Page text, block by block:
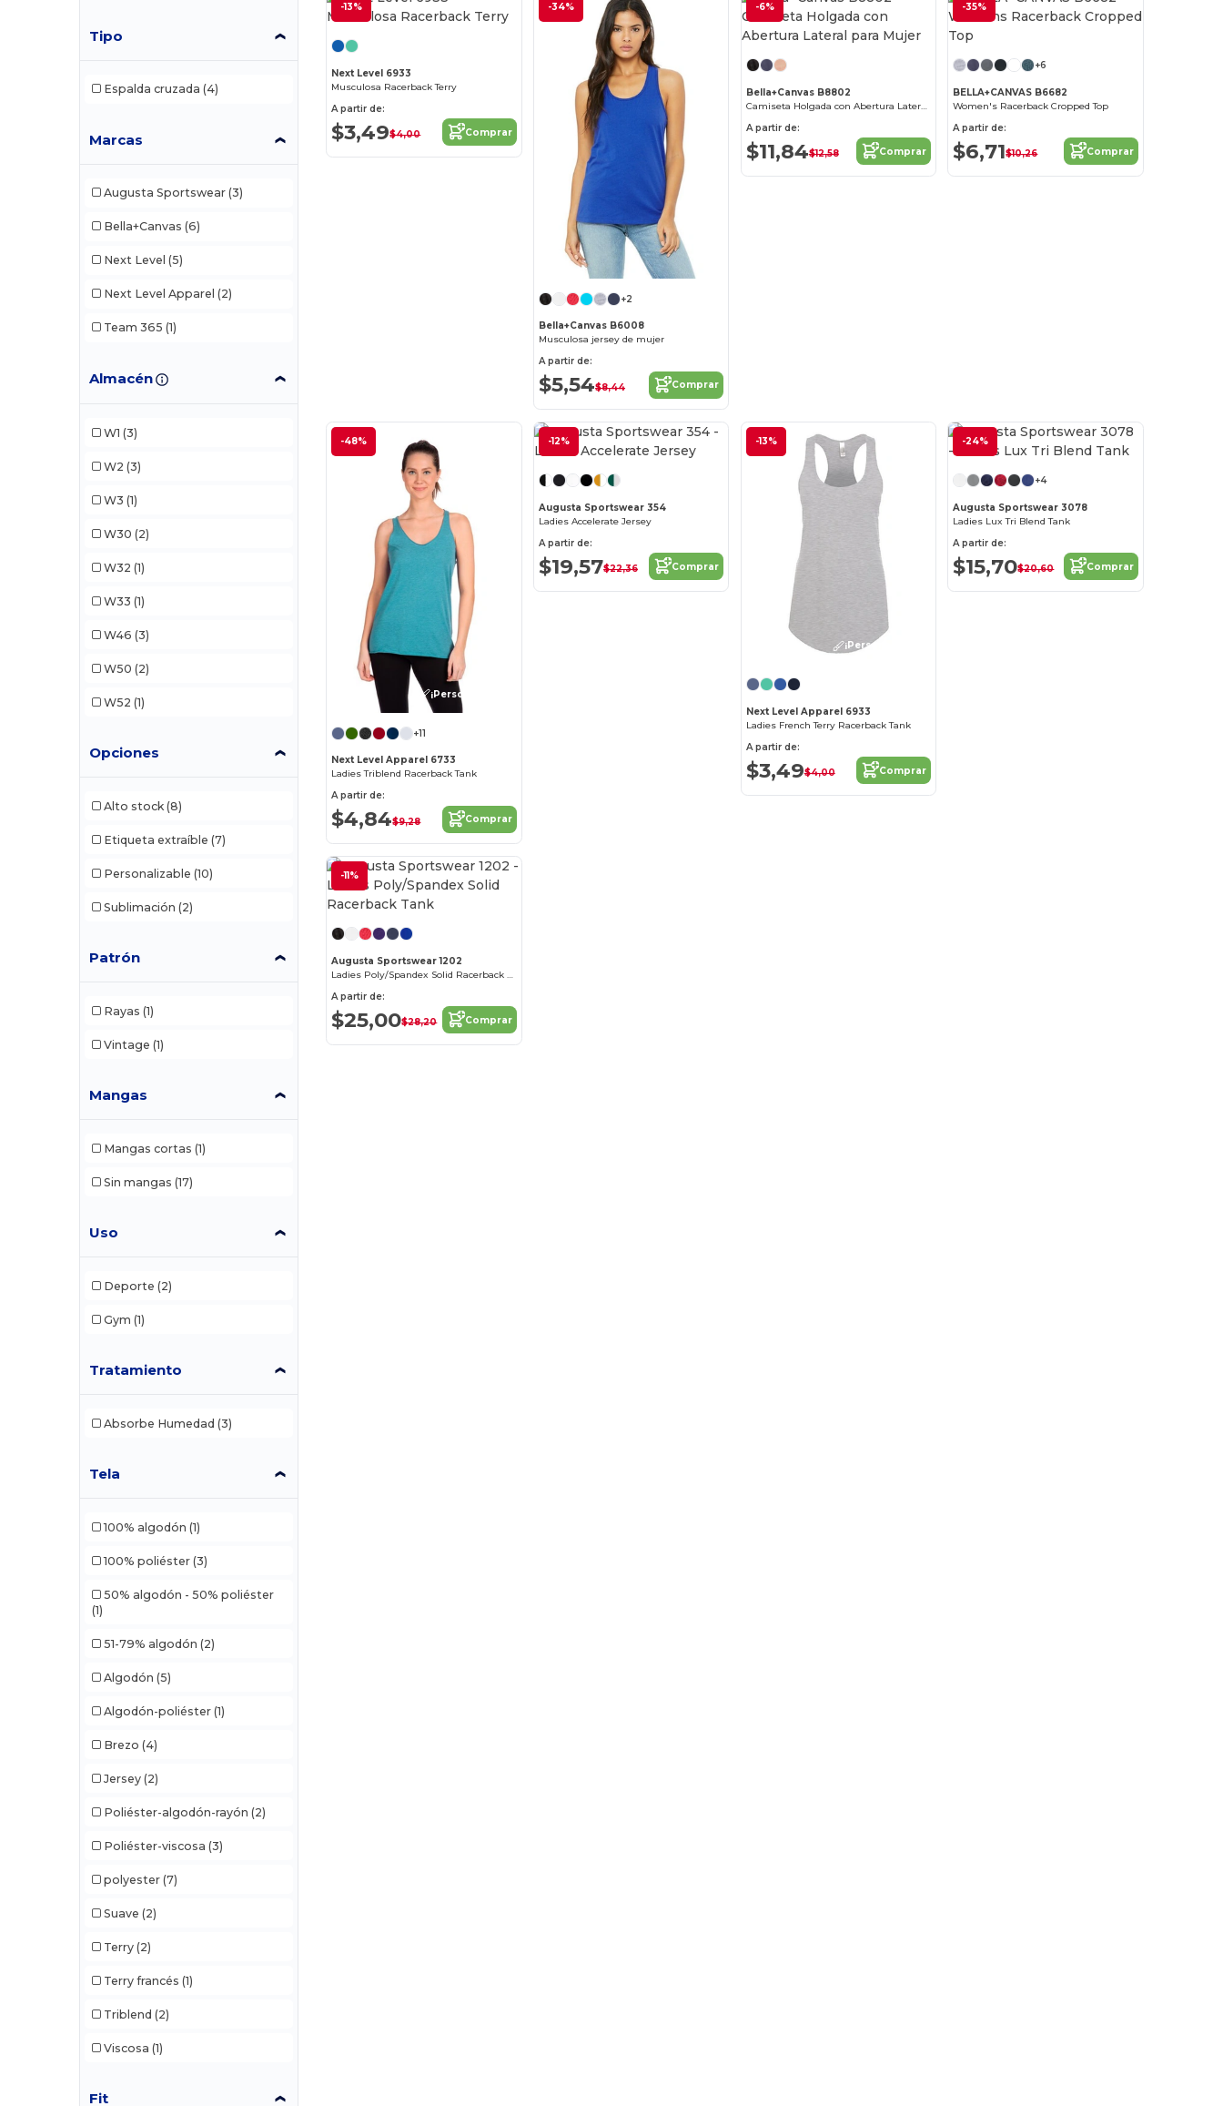
Tipo
Espalda cruzada (4)
Marcas
Augusta Sportswear (3)
Bella+Canvas (6)
Next Level (5)
Next Level Apparel (2)
Team 365 (1)
Almacén
W1 (3)
W2 (3)
W3 (1)
W30 (2)
W32 (1)
W33 (1)
W46 (3)
W50 (2)
W52 (1)
Opciones
Alto stock (8)
Etiqueta extraíble (7)
Personalizable (10)
Sublimación (2)
Patrón
Rayas (1)
Vintage (1)
Mangas
Mangas cortas (1)
Sin mangas (17)
Uso
Deporte (2)
Gym (1)
Tratamiento
Absorbe Humedad (3)
Tela
100% algodón (1)
100% poliéster (3)
50% algodón - 50% poliéster
(1)
51-79% algodón (2)
Algodón (5)
Algodón-poliéster (1)
Brezo (4)
Jersey (2)
Poliéster-algodón-rayón (2)
Poliéster-viscosa (3)
polyester (7)
Suave (2)
Terry (2)
Terry francés (1)
Triblend (2)
Viscosa (1)
Fit
-13%
Next Level 6933
Musculosa Racerback Terry
A partir de:
$3,49$4,00 Comprar
-34%
+2
Bella+Canvas B6008
Musculosa jersey de mujer
A partir de:
$5,54$8,44 Comprar
-6%
Bella+Canvas B8802
Camiseta Holgada con Abertura Lateral para Mujer
A partir de:
$11,84$12,58 Comprar
-35%
+6
BELLA+CANVAS B6682
Women's Racerback Cropped Top
A partir de:
$6,71$10,26 Comprar
-48%
¡Personalízalo!
+11
Next Level Apparel 6733
Ladies Triblend Racerback Tank
A partir de:
$4,84$9,28 Comprar
-12%
Augusta Sportswear 354
Ladies Accelerate Jersey
A partir de:
$19,57$22,36 Comprar
-13%
¡Personalízalo!
Next Level Apparel 6933
Ladies French Terry Racerback Tank
A partir de:
$3,49$4,00 Comprar
-24%
+4
Augusta Sportswear 3078
Ladies Lux Tri Blend Tank
A partir de:
$15,70$20,60 Comprar
-11%
Augusta Sportswear 1202
A partir de:
$25,00$28,20 Comprar